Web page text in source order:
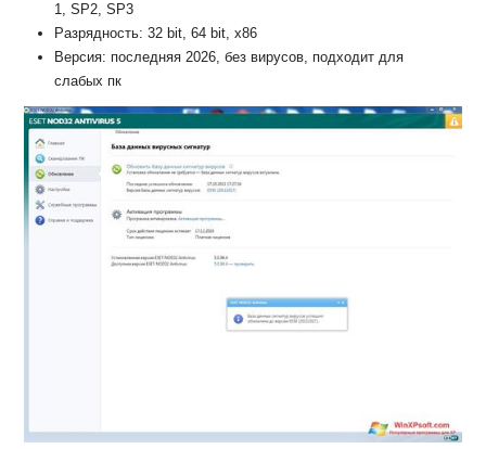
1, SP2, SP3
Разрядность: 32 bit, 64 bit, x86
Версия: последняя 2026, без вирусов, подходит для
слабых пк